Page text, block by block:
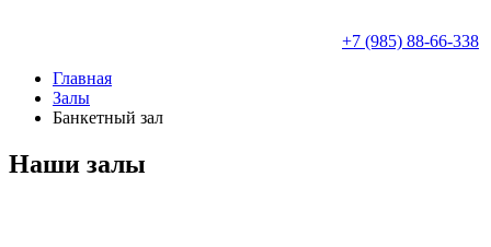
+7 (985) 88-66-338
Главная
Залы
Банкетный зал
Наши залы